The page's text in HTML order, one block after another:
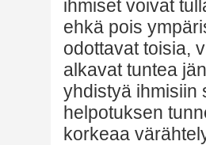
ihmiset voivat
ehkä pois
odottavat toisia,
alkavat tuntea
yhdistyä ihmisiin
helpotuksen
korkeaa